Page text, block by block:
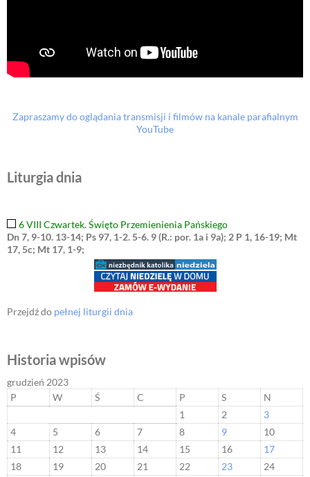
Zapraszamy do oglądania transmisji i filmów na kanale parafialnym
YouTube
Liturgia dnia
6 VIII Czwartek. Święto Przemienienia Pańskiego
Dn 7, 9-10. 13-14; Ps 97, 1-2. 5-6. 9 (R.: por. 1a i 9a); 2 P 1, 16-19; Mt
17, 5c; Mt 17, 1-9;
Przejdź do pełnej liturgii dnia
Historia wpisów
grudzień 2023
P
W Ś C P S
N
1
2
3
4
5 6 7 8 9
10
11
12 13 14 15 16
17
18
19 20 21 22 23
24